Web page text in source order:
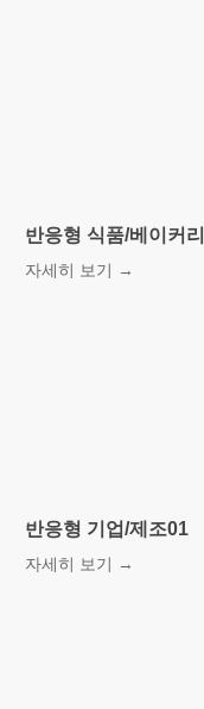
템플릿!
반응형 식품/베이커리
자세히 보기 →
반응형 기업/제조01
자세히 보기 →